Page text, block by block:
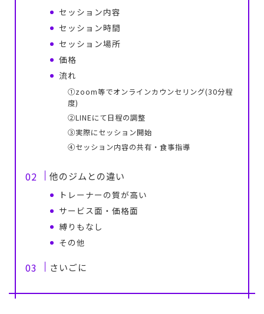
セッション内容
セッション時間
セッション場所
価格
流れ
①zoom等でオンラインカウンセリング(30分程
度)
②LINEにて日程の調整
③実際にセッション開始
④セッション内容の共有・食事指導
他のジムとの違い
トレーナーの質が高い
サービス面・価格面
縛りもなし
その他
さいごに